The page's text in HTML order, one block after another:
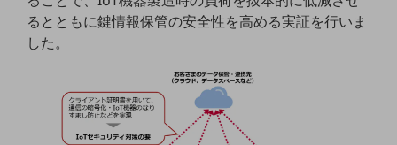
自動化・省電化
人材不足解消
業種・業態で探すTOP
るとともに鍵情報保管の安全性を高める実証を行いま
した。